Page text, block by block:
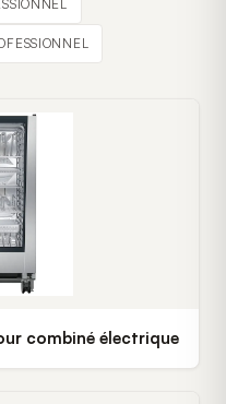
combiné électrique